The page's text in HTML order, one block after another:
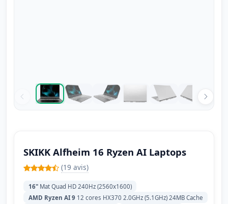
SKIKK Alfheim 16 Ryzen AI Laptops
(19 avis)
16"Mat Quad HD 240Hz (2560x1600)
AMD Ryzen AI 912 cores HX370 2.0GHz (5.1GHz) 24MB Cache